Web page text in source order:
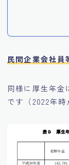
民間企業会社員
同様に厚生年金
です（2022年時